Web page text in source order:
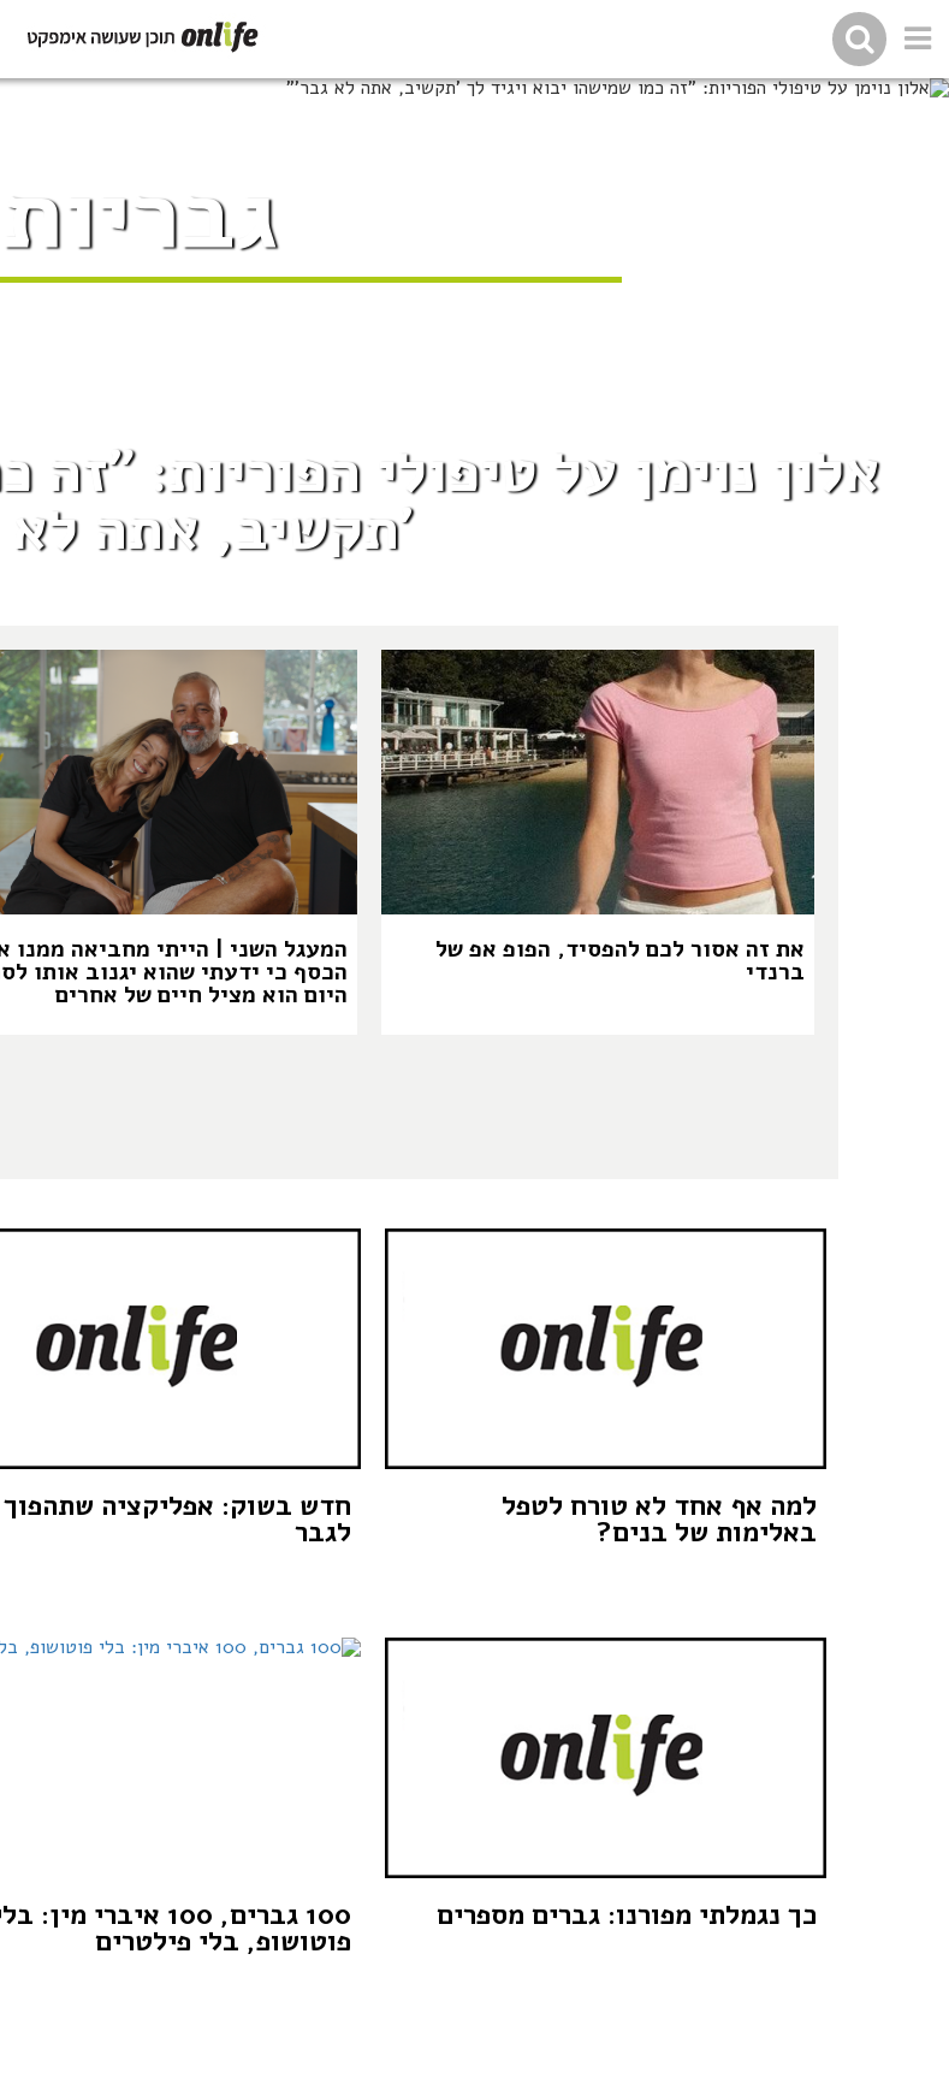
גבריות
אלון נוימן על טיפולי הפוריות: "זה
'תקשיב, אתה לא
את זה אסור לכם להפסיד, הפופ אפ של
ברנדי
המעגל השני | הייתי מחביאה ממנו
הכסף כי ידעתי שהוא יגנוב אותו
היום הוא מציל חיים של אחרים
למה אף אחד לא טורח לטפל
באלימות של בנים?
חדש בשוק: אפליקציה
לגבר
כך נגמלתי מפורנו: גברים מספרים 100 גברים, 100 איברי מין:
פוטושופ, בלי פילטרים